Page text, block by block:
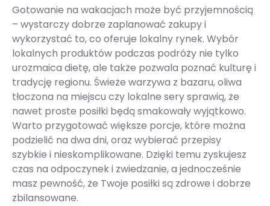
Gotowanie na wakacjach może być przyjemnością
– wystarczy dobrze zaplanować zakupy i
wykorzystać to, co oferuje lokalny rynek. Wybór
lokalnych produktów podczas podróży nie tylko
urozmaica dietę, ale także pozwala poznać kulturę i
tradycję regionu. Świeże warzywa z bazaru, oliwa
tłoczona na miejscu czy lokalne sery sprawią, że
nawet proste posiłki będą smakowały wyjątkowo.
Warto przygotować większe porcje, które można
podzielić na dwa dni, oraz wybierać przepisy
szybkie i nieskomplikowane. Dzięki temu zyskujesz
czas na odpoczynek i zwiedzanie, a jednocześnie
masz pewność, że Twoje posiłki są zdrowe i dobrze
zbilansowane.